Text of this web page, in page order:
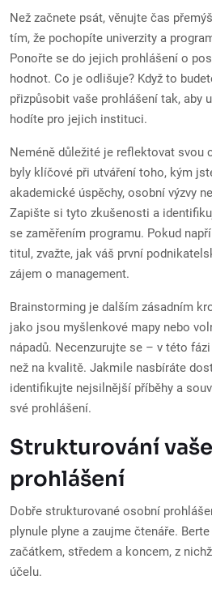
Než začnete psát, věnujte čas
tím, že pochopíte univerzity a
Ponořte se do jejich prohlášení o
hodnot. Co je odlišuje? Když to
přizpůsobit vaše prohlášení tak, aby
hodíte pro jejich instituci.
Neméně důležité je reflektovat svou
byly klíčové při utváření toho, kým
akademické úspěchy, osobní výzvy
Zapište si tyto zkušenosti a
se zaměřením programu. Pokud
titul, zvažte, jak váš první
zájem o management.
Brainstorming je dalším zásadním
jako jsou myšlenkové mapy nebo
nápadů. Necenzurujte se – v této
než na kvalitě. Jakmile nasbíráte
identifikujte nejsilnější příběhy a
své prohlášení.
Strukturování
prohlášení
Dobře strukturované osobní
plynule plyne a zaujme čtenáře.
začátkem, středem a koncem, z
účelu.